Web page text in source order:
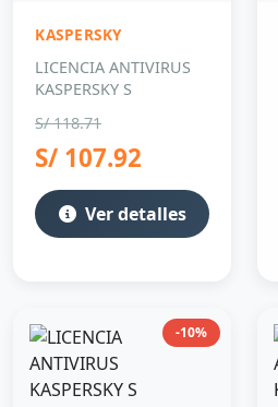
KASPERSKY
LICENCIA ANTIVIRUS
KASPERSKY S
S/ 118.71
S/ 107.92
Ver detalles
-10%